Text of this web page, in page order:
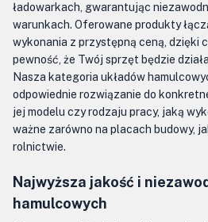
ładowarkach, gwarantując
warunkach. Oferowane produkty
wykonania z przystępną ceną, dzięki
pewność, że Twój sprzęt będzie
Nasza kategoria układów
odpowiednie rozwiązanie do
jej modelu czy rodzaju pracy, jaką
ważne zarówno na placach budowy,
rolnictwie.
Najwyższa jakość i
hamulcowych